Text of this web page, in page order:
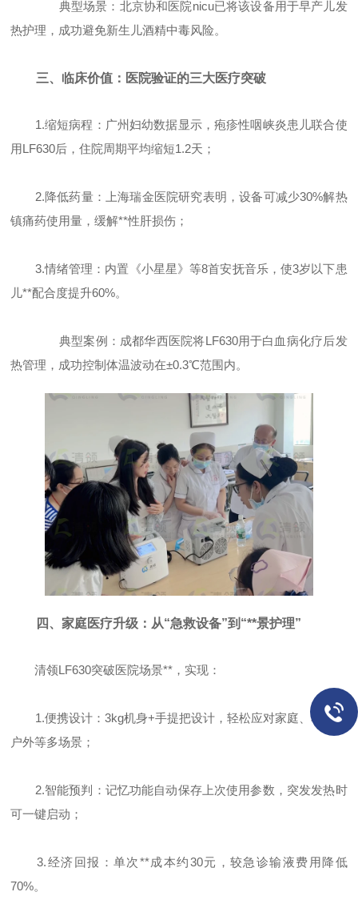
典型场景：北京协和医院nicu已将该设备用于早产儿发
热护理，成功避免新生儿酒精中毒风险。
三、临床价值：医院验证的三大医疗突破
1.缩短病程：广州妇幼数据显示，疱疹性咽峡炎患儿联合使
用LF630后，住院周期平均缩短1.2天；
2.降低药量：上海瑞金医院研究表明，设备可减少30%解热
镇痛药使用量，缓解**性肝损伤；
3.情绪管理：内置《小星星》等8首安抚音乐，使3岁以下患
儿**配合度提升60%。
典型案例：成都华西医院将LF630用于白血病化疗后发
热管理，成功控制体温波动在±0.3℃范围内。
四、家庭医疗升级：从“急救设备”到“**景护理”
清领LF630突破医院场景**，实现：
1.便携设计：3kg机身+手提把设计，轻松应对家庭、车载、
户外等多场景；
2.智能预判：记忆功能自动保存上次使用参数，突发发热时
可一键启动；
3.经济回报：单次**成本约30元，较急诊输液费用降低
70%。